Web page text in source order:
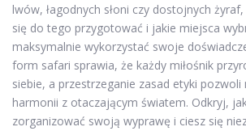
lwów, łagodnych słoni czy dostojnych
się do tego przygotować i jakie miejsca
maksymalnie wykorzystać swoje
form safari sprawia, że każdy miłośnik
siebie, a przestrzeganie zasad etyki pozwoli
harmonii z otaczającym światem. Odkryj,
zorganizować swoją wyprawę i ciesz się